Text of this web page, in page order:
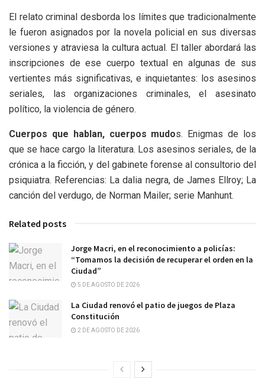
El relato criminal desborda los límites que tradicionalmente
le fueron asignados por la novela policial en sus diversas
versiones y atraviesa la cultura actual. El taller abordará las
inscripciones de ese cuerpo textual en algunas de sus
vertientes más significativas, e inquietantes: los asesinos
seriales, las organizaciones criminales, el asesinato
político, la violencia de género.
Cuerpos que hablan, cuerpos mudos. Enigmas de los
que se hace cargo la literatura. Los asesinos seriales, de la
crónica a la ficción, y del gabinete forense al consultorio del
psiquiatra. Referencias: La dalia negra, de James Ellroy; La
canción del verdugo, de Norman Mailer; serie Manhunt.
Related posts
Jorge Macri, en el reconocimiento a policías:
“Tomamos la decisión de recuperar el orden en la
Ciudad”
5 DE AGOSTO DE 2026
La Ciudad renovó el patio de juegos de Plaza
Constitución
2 DE AGOSTO DE 2026